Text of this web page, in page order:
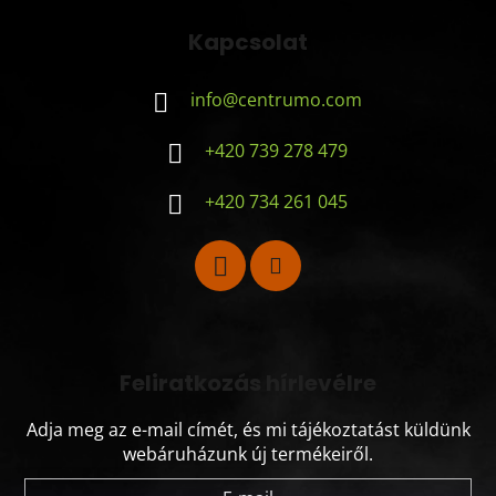
Kapcsolat
info@centrumo.com
+420 739 278 479
+420 734 261 045
Feliratkozás hírlevélre
Adja meg az e-mail címét, és mi tájékoztatást küldünk
webáruházunk új termékeiről.